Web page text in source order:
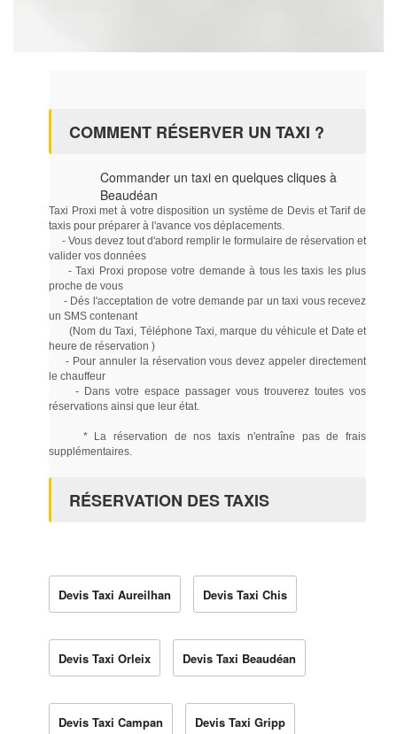
COMMENT RÉSERVER UN TAXI ?
Commander un taxi en quelques cliques à
Beaudéan
Taxi Proxi met à votre disposition un système de Devis et Tarif de
taxis pour préparer à l'avance vos déplacements.
- Vous devez tout d'abord remplir le formulaire de réservation et
valider vos données
- Taxi Proxi propose votre demande à tous les taxis les plus
proche de vous
- Dés l'acceptation de votre demande par un taxi vous recevez
un SMS contenant
(Nom du Taxi, Téléphone Taxi, marque du véhicule et Date et
heure de réservation )
- Pour annuler la réservation vous devez appeler directement
le chauffeur
- Dans votre espace passager vous trouverez toutes vos
réservations ainsi que leur état.
* La réservation de nos taxis n'entraîne pas de frais
supplémentaires.
RÉSERVATION DES TAXIS
Devis Taxi Aureilhan Devis Taxi Chis
Devis Taxi Orleix Devis Taxi Beaudéan
Devis Taxi Campan Devis Taxi Gripp